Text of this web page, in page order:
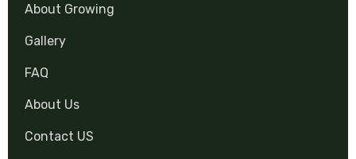
About Growing
Gallery
FAQ
About Us
Contact US